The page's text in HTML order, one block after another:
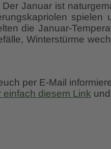
Der Januar ist
die Januar-
Winterstürme
per E-Mail
einfach diesem Link